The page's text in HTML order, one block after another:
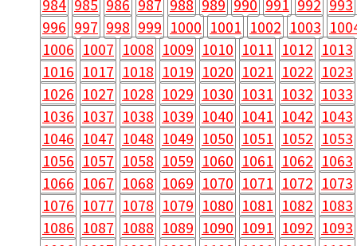
984 985 986 987 988 989 990 991 992 993
996 997 998 999 1000 1001 1002 1003
1006 1007 1008 1009 1010 1011 1012 1013
1016 1017 1018 1019 1020 1021 1022 1023
1026 1027 1028 1029 1030 1031 1032 1033
1036 1037 1038 1039 1040 1041 1042 1043
1046 1047 1048 1049 1050 1051 1052 1053
1056 1057 1058 1059 1060 1061 1062 1063
1066 1067 1068 1069 1070 1071 1072 1073
1076 1077 1078 1079 1080 1081 1082 1083
1086 1087 1088 1089 1090 1091 1092 1093